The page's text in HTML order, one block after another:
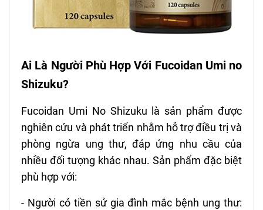
Ai Là Người Phù Hợp Với Fucoidan Umi no
Shizuku?
Fucoidan Umi No Shizuku là sản phẩm được
nghiên cứu và phát triển nhằm hỗ trợ điều trị và
phòng ngừa ung thư, đáp ứng nhu cầu của
nhiều đối tượng khác nhau. Sản phẩm đặc biệt
phù hợp với:
- Người có tiền sử gia đình mắc bệnh ung thư: